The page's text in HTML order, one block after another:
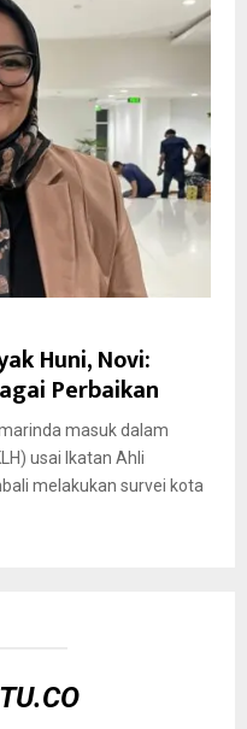
Huni, Novi:
Perbaikan
masuk dalam
usai Ikatan Ahli
melakukan survei kota